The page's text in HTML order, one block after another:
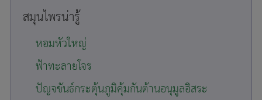
สมุนไพรน่ารู้
หอมหัวใหญ่
ฟ้าทะลายโจร
ปัญจขันธ์กระตุ้นภูมิคุ้มกันต้านอนุมูลอิสระ